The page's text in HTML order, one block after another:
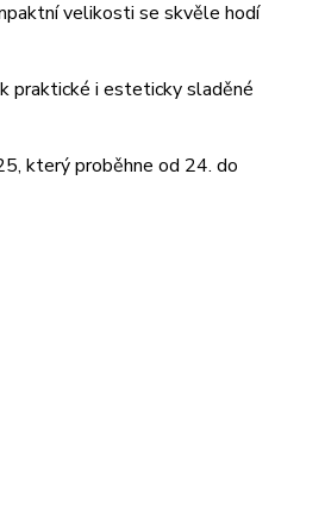
velikosti se skvěle hodí
praktické i esteticky sladěné
který proběhne od 24. do